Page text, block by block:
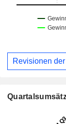
Revisionen